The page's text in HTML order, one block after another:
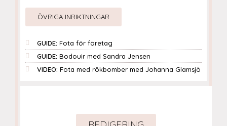
ÖVRIGA INRIKTNINGAR
GUIDE: Fota för företag
GUIDE: Bodouir med Sandra Jensen
VIDEO: Fota med rökbomber med Johanna Glamsjö